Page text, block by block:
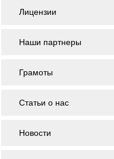
Лицензии
Наши партнеры
Грамоты
Статьи о нас
Новости